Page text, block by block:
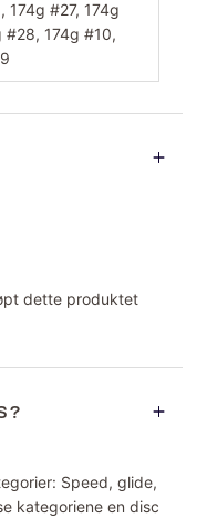
174g #27, 174g
#28, 174g #10,
dette produktet
Speed, glide,
kategoriene en disc